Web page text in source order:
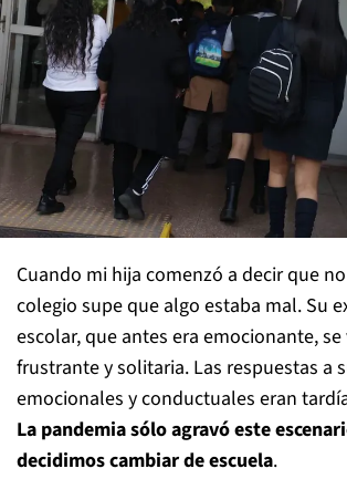
Cuando mi hija comenzó a decir que
colegio supe que algo estaba mal. Su
escolar, que antes era emocionante,
frustrante y solitaria. Las respuestas a
emocionales y conductuales eran
La pandemia sólo agravó este
decidimos cambiar de escuela.